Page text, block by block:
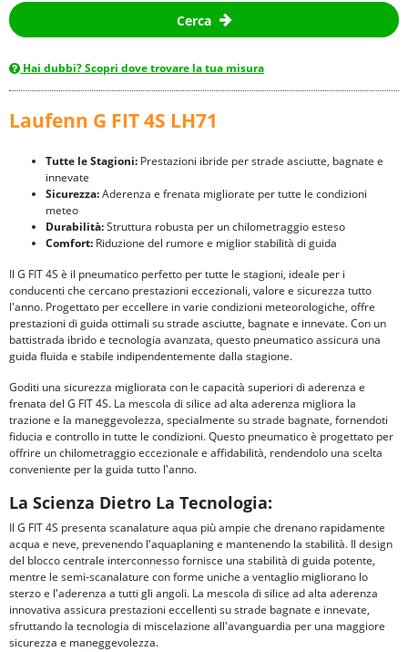
Cerca
Hai dubbi? Scopri dove trovare la tua misura
Laufenn G FIT 4S LH71
Tutte le Stagioni: Prestazioni ibride per strade asciutte, bagnate e
innevate
Sicurezza:Aderenza e frenata migliorate per tutte le condizioni
meteo
Durabilità:Struttura robusta per un chilometraggio esteso
Comfort: Riduzione del rumore e miglior stabilità di guida
Il G FIT 4S è il pneumatico perfetto per tutte le stagioni, ideale per i
conducenti che cercano prestazioni eccezionali, valore e sicurezza tutto
l'anno. Progettato per eccellere in varie condizioni meteorologiche, offre
prestazioni di guida ottimali su strade asciutte, bagnate e innevate. Con un
battistrada ibrido e tecnologia avanzata, questo pneumatico assicura una
guida fluida e stabile indipendentemente dalla stagione.
Goditi una sicurezza migliorata con le capacità superiori di aderenza e
frenata del G FIT 4S. La mescola di silice ad alta aderenza migliora la
trazione e la maneggevolezza, specialmente su strade bagnate, fornendoti
fiducia e controllo in tutte le condizioni. Questo pneumatico è progettato per
offrire un chilometraggio eccezionale e affidabilità, rendendolo una scelta
conveniente per la guida tutto l'anno.
La Scienza Dietro La Tecnologia:
Il G FIT 4S presenta scanalature aqua più ampie che drenano rapidamente
acqua e neve, prevenendo l'aquaplaning e mantenendo la stabilità. Il design
del blocco centrale interconnesso fornisce una stabilità di guida potente,
mentre le semi-scanalature con forme uniche a ventaglio migliorano lo
sterzo e l'aderenza a tutti gli angoli. La mescola di silice ad alta aderenza
innovativa assicura prestazioni eccellenti su strade bagnate e innevate,
sfruttando la tecnologia di miscelazione all'avanguardia per una maggiore
sicurezza e maneggevolezza.